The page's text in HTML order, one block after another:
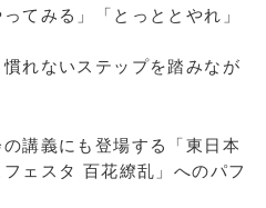
てみる」「とっととやれ」
れないステップを踏みなが
講義にも登場する「東日本
ェスタ 百花繚乱」へのパフ